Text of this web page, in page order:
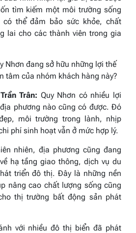
tìm kiếm một môi trường sống
thể đảm bảo sức khỏe, chất
lai cho các thành viên trong gia
Nhơn đang sở hữu những lợi thế
tâm của nhóm khách hàng này?
Trân: Quy Nhơn có nhiều lợi
phương nào cũng có được. Đó
môi trường trong lành, nhịp
phí sinh hoạt vẫn ở mức hợp lý.
nhiên, địa phương cũng đang
hạ tầng giao thông, dịch vụ du
triển đô thị. Đây là những nền
nâng cao chất lượng sống cũng
thị trường bất động sản phát
với nhiều đô thị biển đã phát